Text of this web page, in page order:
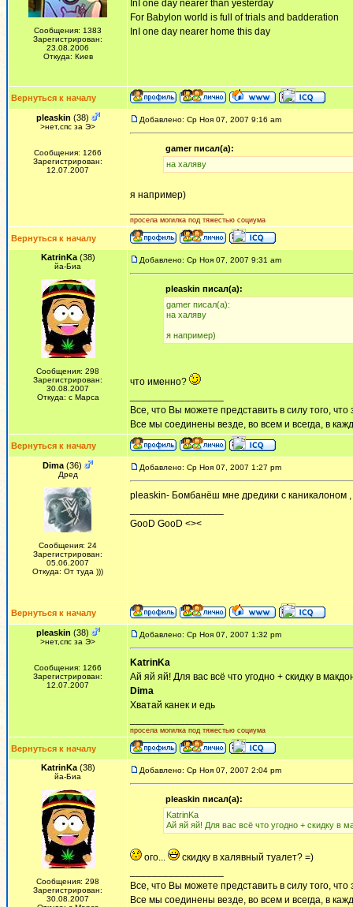
Сообщения: 1383
Зарегистрирован:
23.08.2006
Откуда: Киев
InI one day nearer than yesterday
For Babylon world is full of trials and badderation
InI one day nearer home this day
Вернуться к началу
pleaskin (38)
>нет,спс за Э>
Сообщения: 1266
Зарегистрирован:
12.07.2007
Добавлено: Ср Ноя 07, 2007 9:16 am
gamer писал(а):
на халяву
я например)
просела могилка под тяжестью социума
Вернуться к началу
KatrinKa(38)
йа-Биа
Сообщения: 298
Зарегистрирован:
30.08.2007
Откуда: с Марса
Добавлено: Ср Ноя 07, 2007 9:31 am
pleaskin писал(а):
gamer писал(а):
на халяву
я например)
что именно?
Все, что Вы можете представить в силу того,
Все мы соединены везде, во всем и всегда, в
Вернуться к началу
Dima (36)
Дред
Сообщения: 24
Зарегистрирован:
05.06.2007
Откуда: От туда )))
Добавлено: Ср Ноя 07, 2007 1:27 pm
pleaskin- Бомбанёш мне дредики с каникалоном
GooD GooD <><
Вернуться к началу
pleaskin (38)
>нет,спс за Э>
Сообщения: 1266
Зарегистрирован:
12.07.2007
Добавлено: Ср Ноя 07, 2007 1:32 pm
KatrinKa
Ай яй яй! Для вас всё что угодно + скидку в
Dima
Хватай канек и едь
просела могилка под тяжестью социума
Вернуться к началу
KatrinKa(38)
йа-Биа
Сообщения: 298
Зарегистрирован:
30.08.2007
Добавлено: Ср Ноя 07, 2007 2:04 pm
pleaskin писал(а):
KatrinKa
Ай яй яй! Для вас всё что угодно + скидку в
ого...
скидку в халявный туалет? =)
Все, что Вы можете представить в силу того,
Все мы соединены везде, во всем и всегда, в